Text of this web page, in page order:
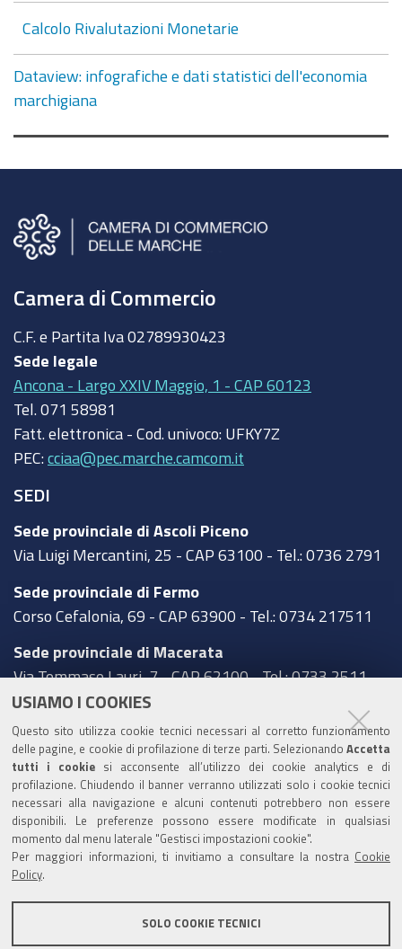
USIAMO I COOKIES
Questo sito utilizza cookie tecnici necessari al corretto funzionamento
delle pagine, e cookie di profilazione di terze parti. Selezionando Accetta
tutti i cookie si acconsente all’utilizzo dei cookie analytics e di
profilazione. Chiudendo il banner verranno utilizzati solo i cookie tecnici
necessari alla navigazione e alcuni contenuti potrebbero non essere
disponibili. Le preferenze possono essere modificate in qualsiasi
momento dal menu laterale "Gestisci impostazioni cookie".
Per maggiori informazioni, ti invitiamo a consultare la nostra Cookie
Policy
SOLO COOKIE TECNICI
Calcolo Rivalutazioni Monetarie
Dataview: infografiche e dati statistici dell'economia
marchigiana
Camera di Commercio
C.F. e Partita Iva 02789930423
Sede legale
Ancona - Largo XXIV Maggio, 1 - CAP 60123
Tel. 071 58981
Fatt. elettronica - Cod. univoco: UFKY7Z
PEC: cciaa@pec.marche.camcom.it
SEDI
Sede provinciale di Ascoli Piceno
Via Luigi Mercantini, 25 - CAP 63100 - Tel.: 0736 2791
Sede provinciale di Fermo
Corso Cefalonia, 69 - CAP 63900 - Tel.: 0734 217511
Sede provinciale di Macerata
Via Tommaso Lauri, 7 - CAP 62100 - Tel.: 0733 2511
Sede provinciale di Pesaro Urbino
Corso XI Settembre, 116 - CAP 61121 - Tel.: 0721
3571
TRASPARENZA
Amministrazione trasparente
Statistiche Web del sito (fonte Web Analytics Italia)
Contatti